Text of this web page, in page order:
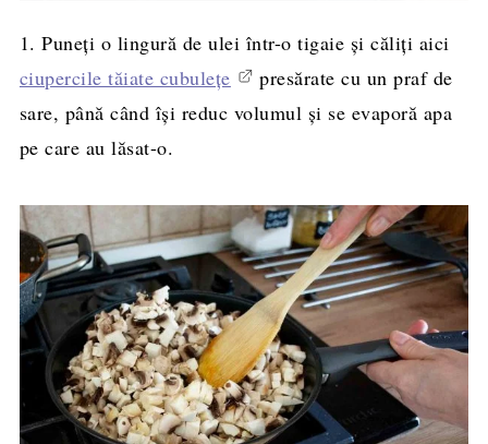
1. Puneți o lingură de ulei într-o tigaie și căliți aici
ciupercile tăiate cubulețe
presărate cu un praf de
sare, până când își reduc volumul și se evaporă apa
pe care au lăsat-o.